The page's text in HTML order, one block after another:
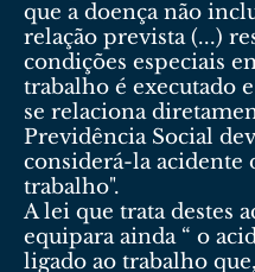
que a doença não
relação prevista (...)
condições especiais
trabalho é executado
se relaciona
Previdência Social
considerá-la acidente
trabalho".
A lei que trata destes
equipara ainda “ o
ligado ao trabalho